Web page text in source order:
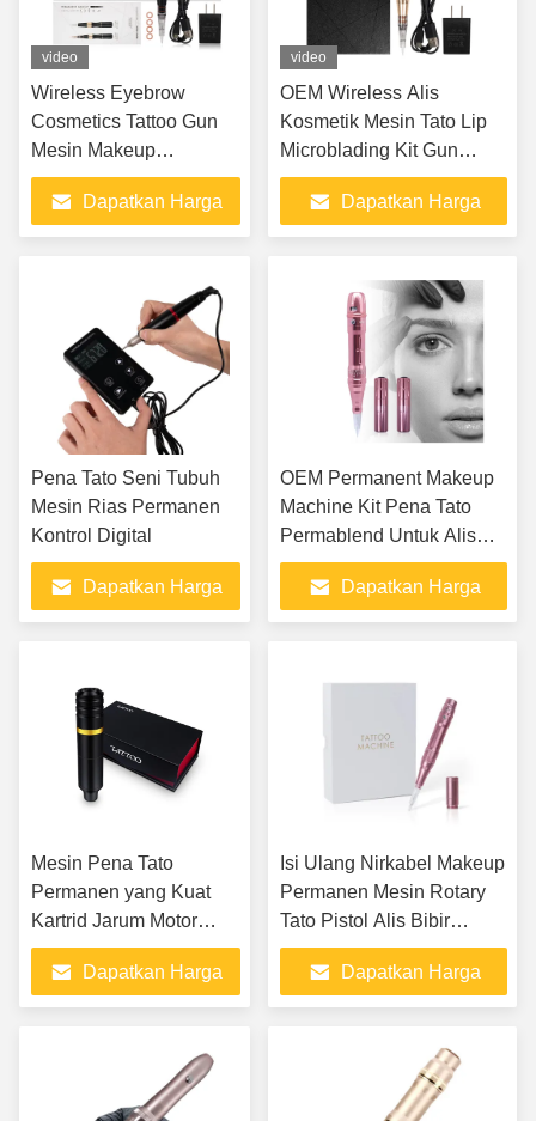
video
Wireless Eyebrow
Cosmetics Tattoo Gun
Mesin Makeup
Permanen Lip
Microblading Kit
Dapatkan Harga
video
OEM Wireless Alis
Kosmetik Mesin Tato Lip
Microblading Kit Gun
Makeup Permanen
Dapatkan Harga
Pena Tato Seni Tubuh
Mesin Rias Permanen
Kontrol Digital
Dapatkan Harga
OEM Permanent Makeup
Machine Kit Pena Tato
Permablend Untuk Alis
Bibir Eyeliner
Dapatkan Harga
Mesin Pena Tato
Permanen yang Kuat
Kartrid Jarum Motor
Untuk Artis Prinker
Dapatkan Harga
Isi Ulang Nirkabel Makeup
Permanen Mesin Rotary
Tato Pistol Alis Bibir
Microblading Kit
Dapatkan Harga